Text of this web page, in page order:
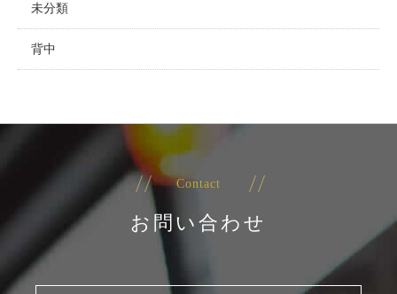
未分類
背中
Contact
お問い合わせ